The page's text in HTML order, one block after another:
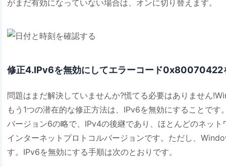
がまだ有効になっていない場合は、オンに切り替えます。
修正4.IPv6を無効にしてエラーコード0x80070422
問題はまだ解決していませんか?慌てる必要はありません
もう1つの潜在的な修正方法は、IPv6を無効にすることで
バージョン6の略で、IPv4の後継であり、ほとんどのネッ
インターネットプロトコルバージョンです。ただし、
す。IPv6を無効にする手順は次のとおりです。